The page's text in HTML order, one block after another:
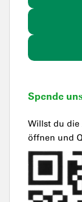
Spende
Willst du die
öffnen und